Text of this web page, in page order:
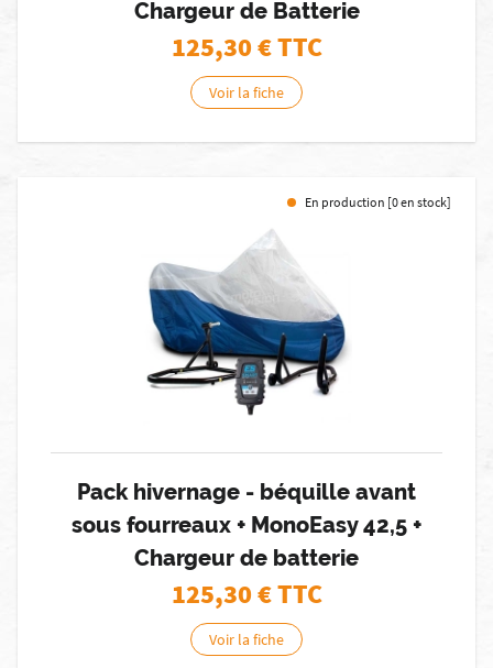
Chargeur de Batterie
125,30€ TTC
Voir la fiche
En production [0 en stock]
Pack hivernage - béquille avant
sous fourreaux + MonoEasy 42,5 +
Chargeur de batterie
125,30€ TTC
Voir la fiche